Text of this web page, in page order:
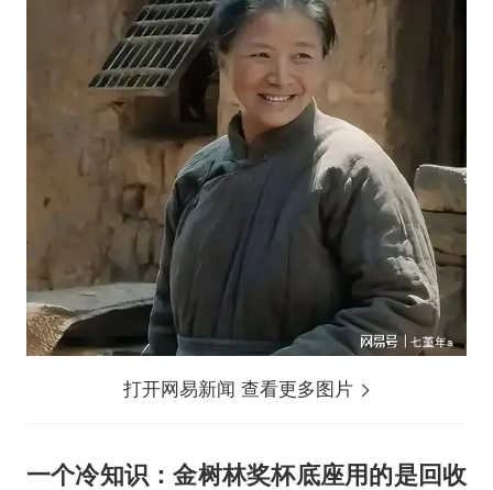
打开网易新闻 查看更多图片
一个冷知识：金树林奖杯底座用的是回收